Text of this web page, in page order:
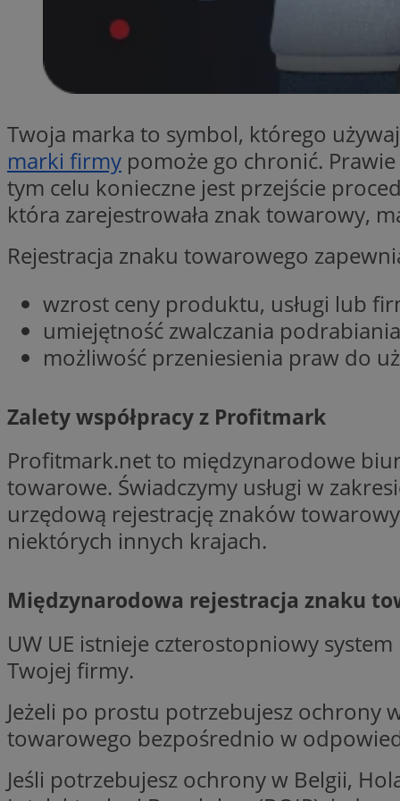
Twoja marka to symbol, którego
marki firmy pomoże go chronić.
tym celu konieczne jest przejście
która zarejestrowała znak towarowy,
Rejestracja znaku towarowego
wzrost ceny produktu, usługi lub
umiejętność zwalczania
możliwość przeniesienia praw do
Zalety współpracy z Profitmark
Profitmark.net to międzynarodowe
towarowe. Świadczymy usługi w
urzędową rejestrację znaków
niektórych innych krajach.
Międzynarodowa rejestracja znaku
UW UE istnieje czterostopniowy
Twojej firmy.
Jeżeli po prostu potrzebujesz ochrony
towarowego bezpośrednio w
Jeśli potrzebujesz ochrony w Belgii,
__cf_bm
__cf_bm
_clsk
_ga_NBM6HFESG6
OAID
Nazwa
__gads
_fbp
MR
Nazwa
__Secure-YNID